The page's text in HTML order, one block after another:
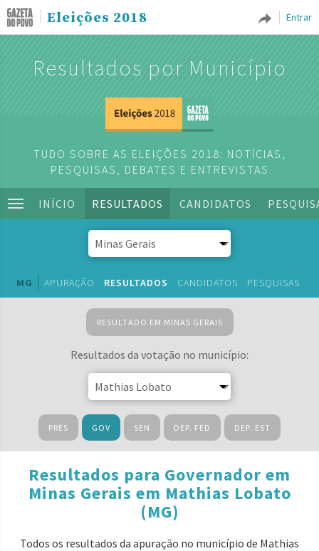
Entrar
Eleições 2018
Resultados por Município
TUDO SOBRE AS ELEIÇÕES 2018: NOTÍCIAS,
PESQUISAS, DEBATES E ENTREVISTAS
INÍCIO RESULTADOS CANDIDATOS
MG APURAÇÃO RESULTADOS CANDIDATOS PESQUISAS
RESULTADO EM MINAS GERAIS
Resultados da votação no município:
PRES GOV SEN DEP. FED DEP. EST
Resultados para Governador em
Minas Gerais em Mathias Lobato
(MG)
Todos os resultados da apuração no município de Mathias